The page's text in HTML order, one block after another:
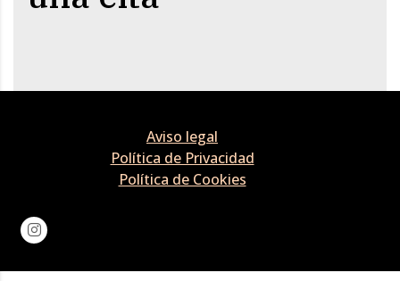
Aviso legal
Política de Privacidad
Política de Cookies